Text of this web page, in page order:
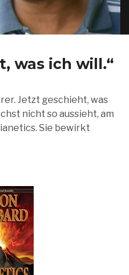
was ich will.“
Jetzt geschieht, was
nicht so aussieht, am
Sie bewirkt